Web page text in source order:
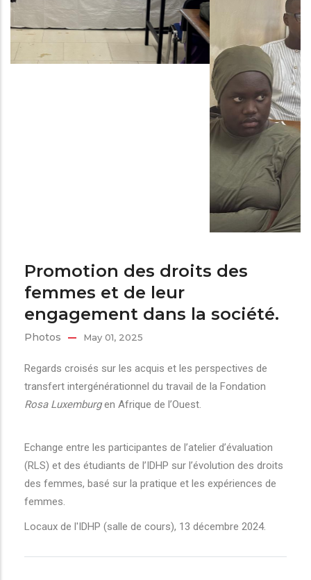
Promotion des droits des
femmes et de leur
engagement dans la société.
Photos May 01, 2025
Regards croisés sur les acquis et les perspectives de
transfert intergénérationnel du travail de la Fondation
Rosa Luxemburgen Afrique de l’Ouest.
Echange entre les participantes de l’atelier d’évaluation
(RLS) et des étudiants de l’IDHP sur l’évolution des droits
des femmes, basé sur la pratique et les expériences de
femmes.
Locaux de l'IDHP (salle de cours), 13 décembre 2024.